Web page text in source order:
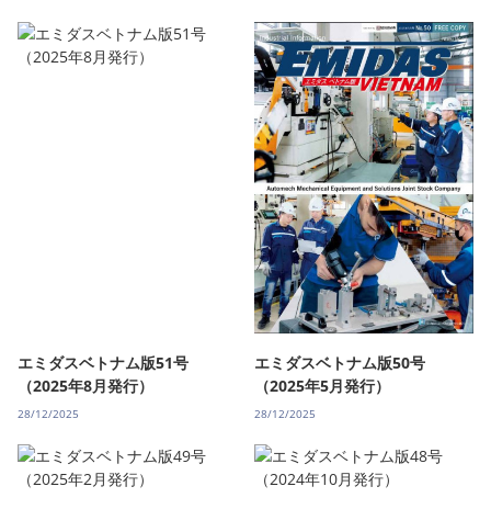
エミダスベトナム版51号
（2025年8月発行）
28/12/2025
エミダスベトナム版50号
（2025年5月発行）
28/12/2025